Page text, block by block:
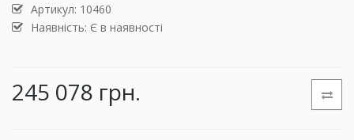
Артикул: 10460
Наявність: Є в наявності
245 078 грн.